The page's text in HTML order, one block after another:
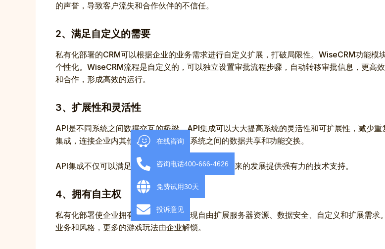
的声誉，导致客户流失和合作伙伴的不信任。
2、满足自定义的需要
私有化部署的CRM可以根据企业的业务需求进行自定义扩展，打破局限性。WiseCRM功能
个性化。WiseCRM流程是自定义的，可以独立设置审批流程步骤，自动转移审批信息，更高
和合作，形成高效的运行。
3、扩展性和灵活性
API是不同系统之间数据交互的桥梁。API集成可以大大提高系统的灵活性和可扩展性，减少
集成，连接企业内其他系统，轻松实现系统之间的数据共享和功能交换。
API集成不仅可以满足当前的业务需求，还可以为未来的发展提供强有力的技术支持。
4、拥有自主权
私有化部署使企业拥有自主权，可以实现自由扩展服务器资源、数据安全、自定义和扩展需
业务和风格，更多的游戏玩法由企业解锁。
在线咨询
咨询电话400-666-4626
免费试用30天
投诉意见